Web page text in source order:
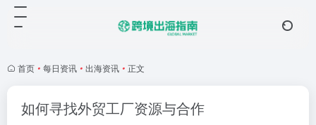
首页 • 每日资讯 • 出海资讯 • 正文
如何寻找外贸工厂资源与合作